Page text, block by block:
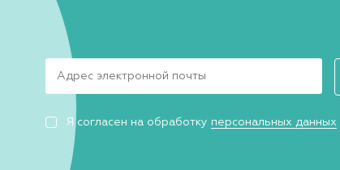
Я согласен на обработку персональных данных